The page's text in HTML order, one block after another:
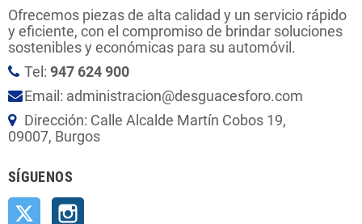
Ofrecemos piezas de alta calidad y un servicio rápido
y eficiente, con el compromiso de brindar soluciones
sostenibles y económicas para su automóvil.
Tel: 947 624 900
Email: administracion@desguacesforo.com
Dirección: Calle Alcalde Martín Cobos 19,
09007, Burgos
SÍGUENOS
Twitter